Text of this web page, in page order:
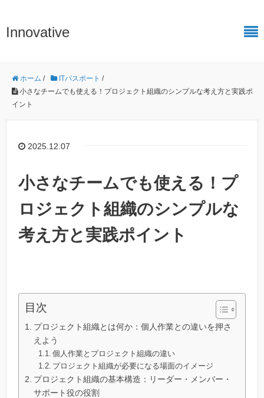
Innovative
ホーム / ITパスポート /
小さなチームでも使える！プロジェクト組織のシンプルな考え方と実践ポ
イント
2025.12.07
小さなチームでも使える！プ
ロジェクト組織のシンプルな
考え方と実践ポイント
目次
プロジェクト組織とは何か：個人作業との違いを押さ
えよう
個人作業とプロジェクト組織の違い
プロジェクト組織が必要になる場面のイメージ
プロジェクト組織の基本構造：リーダー・メンバー・
サポート役の役割